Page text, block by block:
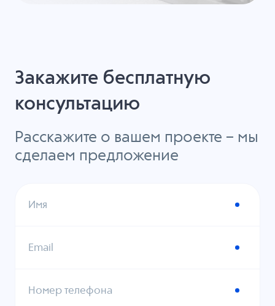
Закажите бесплатную
консультацию
Расскажите о вашем проекте – мы
сделаем предложение
Имя
Email
Номер телефона